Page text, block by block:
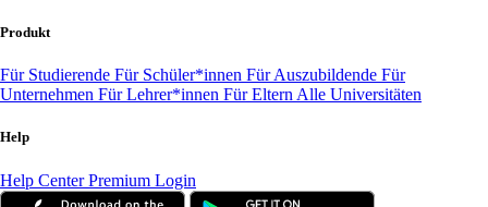
Produkt
Für Studierende Für Schüler*innen Für Auszubildende Für
Unternehmen Für Lehrer*innen Für Eltern Alle Universitäten
Help
Help CenterPremium Login